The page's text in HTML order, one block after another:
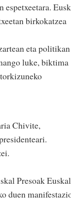
birkokatzea
eta politikan
luke, biktima
Chivite,
Presoak Euskal
duen